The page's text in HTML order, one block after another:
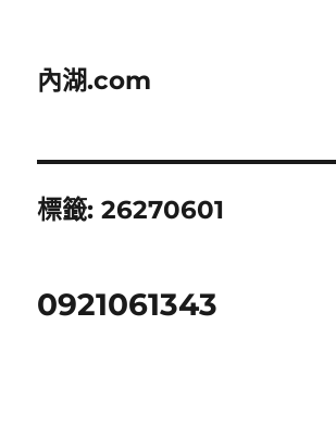
內湖.com
標籤:26270601
0921061343